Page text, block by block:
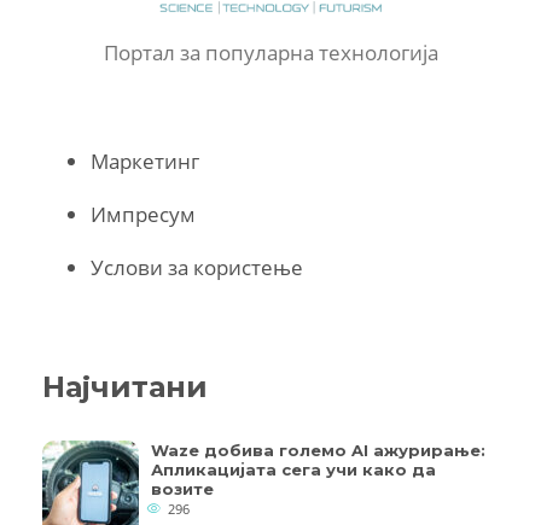
Портал за популарна технологија
Маркетинг
Импресум
Услови за користење
Најчитани
Waze добива големо AI ажурирање:
Апликацијата сега учи како да
возите
296